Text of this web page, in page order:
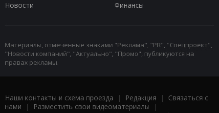
Новости
Финансы
Материалы, отмеченные знаками "Реклама", "PR", "Спецпроект",
"Новости компаний", "Актуально", "Промо", публикуются на
правах рекламы.
Наши контакты и схема проезда | Редакция | Связаться с
нами | Разместить свои видеоматериалы |